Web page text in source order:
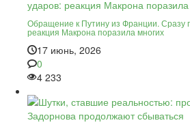
Обращение к Путину из Франции. Сразу
реакция Макрона поразила многих
17 июнь, 2026
0
4 233